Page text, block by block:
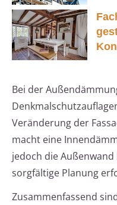
Bei der
Veränderung der
macht eine
jedoch die
sorgfältige Planung
Zusammenfassend